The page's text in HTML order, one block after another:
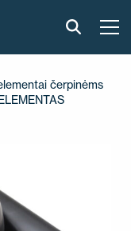
čerpinėms